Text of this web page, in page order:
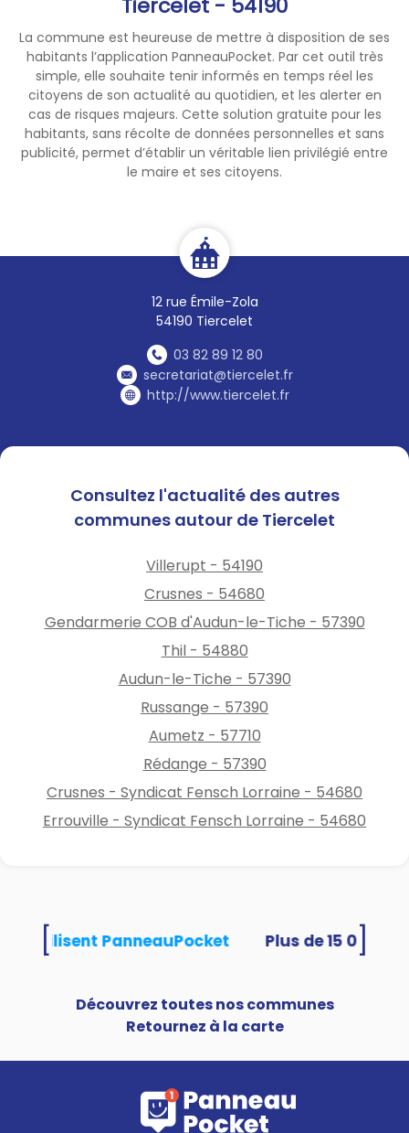
La commune est heureuse de mettre à disposition de ses
habitants l’application PanneauPocket. Par cet outil très
simple, elle souhaite tenir informés en temps réel les
citoyens de son actualité au quotidien, et les alerter en
cas de risques majeurs. Cette solution gratuite pour les
habitants, sans récolte de données personnelles et sans
publicité, permet d’établir un véritable lien privilégié entre
le maire et ses citoyens.
12 rue Émile-Zola
54190 Tiercelet
03 82 89 12 80
secretariat@tiercelet.fr
http://www.tiercelet.fr
Ce passage au niveau ALERTE
RENFORCÉE fait l’objet d’un
arrêté préfectoral précisant
les mesures de limitation ou
de suspension des usages de
l’eau, proportionnées à
🔸l’interdiction d’arroser les
massifs fleuris et espaces
verts publics ;
🔸la période d’interdiction
d’arroser les jardins potagers
s’étend de 9h à 20h ;
techniques ou sanitaires
🔸l’interdiction d’irrigation des
cultures de 10h à 18h.
Consultez l'actualité des autres
communes autour de Tiercelet
Villerupt - 54190
Crusnes - 54680
Gendarmerie COB d'Audun-le-Tiche - 57390
Thil - 54880
Audun-le-Tiche - 57390
Russange - 57390
Aumetz - 57710
Rédange - 57390
Crusnes - Syndicat Fensch Lorraine - 54680
Errouville - Syndicat Fensch Lorraine - 54680
utilisent PanneauPocket
Découvrez toutes nos communes
Retournez à la carte